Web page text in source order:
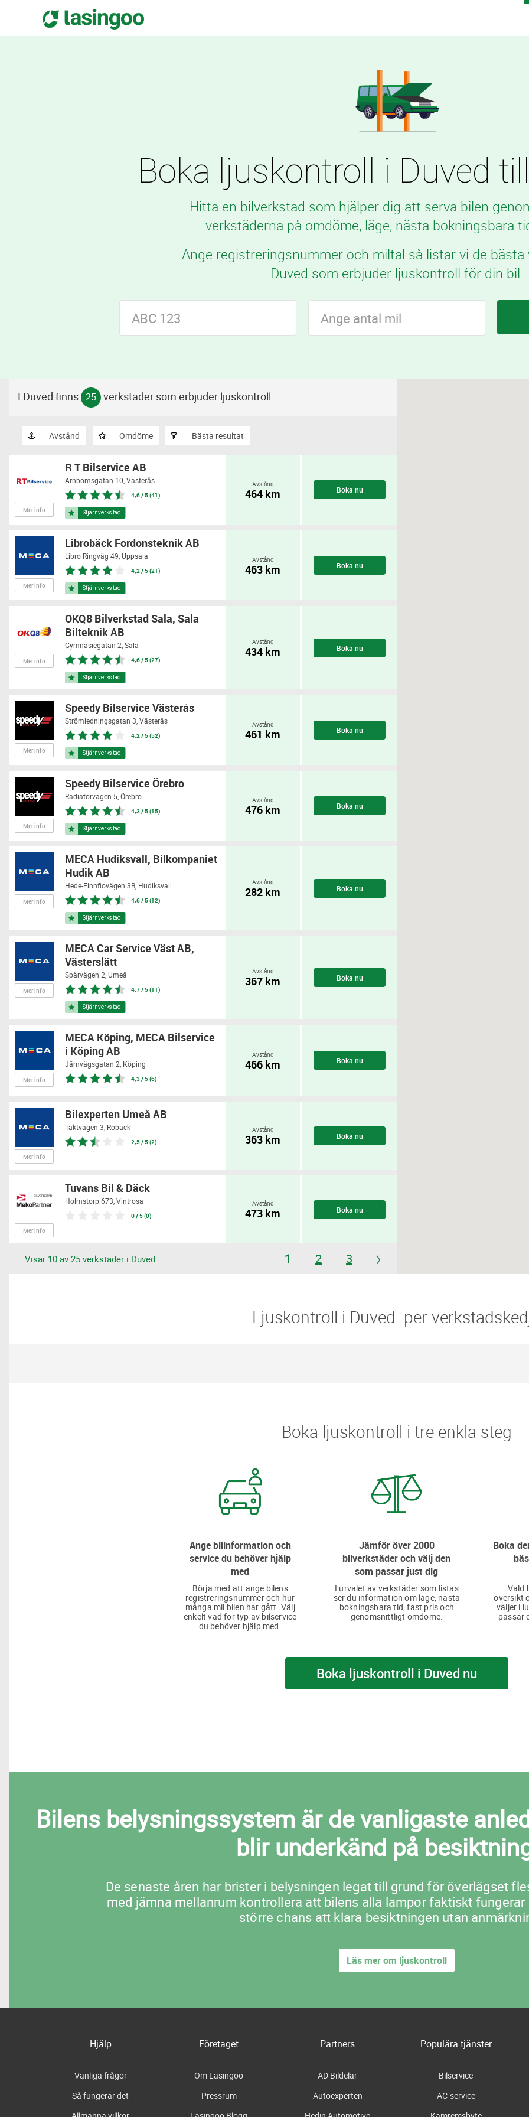
Boka ljuskontroll i Duved
Hitta en bilverkstad som hjälper dig att serva bilen
verkstäderna på omdöme, läge, nästa bokningsbara
Ange registreringsnummer och miltal så listar vi de bästa
Duved som erbjuder ljuskontroll för din bil.
I Duved finns 25 verkstäder som erbjuder ljuskontroll
Avstånd Omdöme Bästa resultat
Mer info
R T Bilservice AB
Arnbomsgatan 10, Västerås
4,6 / 5 (41)
Avstånd
464 km Boka nu
Mer info
Librobäck Fordonsteknik AB
Libro Ringväg 49, Uppsala
4,2 / 5 (21)
Avstånd
463 km Boka nu
Mer info
OKQ8 Bilverkstad Sala, Sala
Bilteknik AB
Gymnasiegatan 2, Sala
4,6 / 5 (27)
Avstånd
434 km Boka nu
Mer info
Speedy Bilservice Västerås
Strömledningsgatan 3, Västerås
4,2 / 5 (52)
Avstånd
461 km Boka nu
Mer info
Speedy Bilservice Örebro
Radiatorvägen 5, Örebro
4,3 / 5 (15)
Avstånd
476 km Boka nu
Mer info
MECA Hudiksvall, Bilkompaniet
Hudik AB
Hede-Finnflovägen 3B, Hudiksvall
4,6 / 5 (12)
Avstånd
282 km Boka nu
Mer info
MECA Car Service Väst AB,
Västerslätt
Spårvägen 2, Umeå
4,7 / 5 (11)
Avstånd
367 km Boka nu
Mer info
MECA Köping, MECA Bilservice
i Köping AB
Järnvägsgatan 2, Köping
4,3 / 5 (6)
Avstånd
466 km Boka nu
Mer info
Bilexperten Umeå AB
Täktvägen 3, Röbäck
2,5 / 5 (2)
Avstånd
363 km Boka nu
Mer info
Tuvans Bil & Däck
Holmstorp 673, Vintrosa
0 / 5 (0)
Avstånd
473 km Boka nu
Visar 10 av 25 verkstäder i Duved 1 2 3
​​Ljuskontroll i Duved ​​ per
Boka ljuskontroll i tre enkla steg
Ange bilinformation och
service du behöver hjälp
med
Börja med att ange bilens
registreringsnummer och hur
många mil bilen har gått. Välj
enkelt vad för typ av bilservice
du behöver hjälp med.
Jämför över 2000
bilverkstäder och välj den
som passar just dig
I urvalet av verkstäder som listas
ser du information om läge, nästa
bokningsbara tid, fast pris och
genomsnittligt omdöme.
Boka
Vald
översikt
väljer i
passar
Boka ljuskontroll i Duved nu
Bilens belysningssystem är de vanligaste
blir underkänd på
De senaste åren har brister i belysningen legat till grund för överlägset
med jämna mellanrum kontrollera att bilens alla lampor faktiskt
större chans att klara besiktningen utan
Läs mer om ljuskontroll
Hjälp
Vanliga frågor
Så fungerar det
Företaget
Om Lasingoo
Pressrum
Partners
AD Bildelar
Autoexperten
Populära tjänster
Bilservice
AC-service